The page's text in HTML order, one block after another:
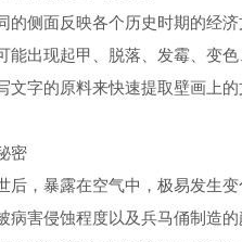
侧面反映各个历史时期的经济
能出现起甲、脱落、发霉、变
文字的原料来快速提取壁画上
密
，暴露在空气中，极易发生变
病害侵蚀程度以及兵马俑制造